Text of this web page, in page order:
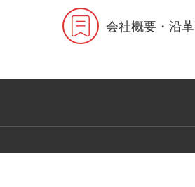
会社概要・沿革